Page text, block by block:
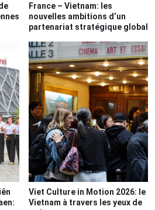
France – Vietnam: les
nouvelles ambitions d’un
partenariat stratégique global
Viet Culture in Motion 2026: le
Vietnam à travers les yeux de